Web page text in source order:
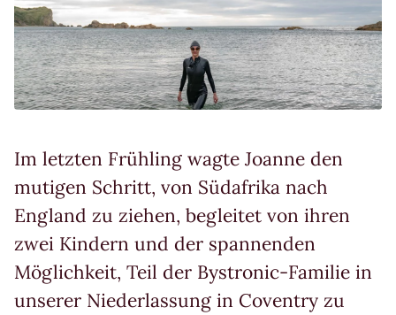
Im letzten Frühling wagte Joanne den
mutigen Schritt, von Südafrika nach
England zu ziehen, begleitet von ihren
zwei Kindern und der spannenden
Möglichkeit, Teil der Bystronic-Familie in
unserer Niederlassung in Coventry zu